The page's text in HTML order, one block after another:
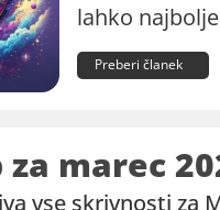
lahko
Preberi članek
marec
vse skrivnosti za